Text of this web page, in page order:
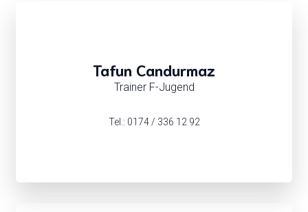
Tafun Candurmaz
Trainer F-Jugend
Tel.: 0174 / 336 12 92